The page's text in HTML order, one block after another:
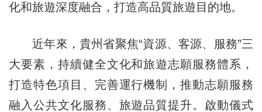
化和旅遊深度融合，打造高品質旅遊目的地。
近年來，貴州省聚焦“資源、客源、服務”三
大要素，持續健全文化和旅遊志願服務體系，
打造特色項目、完善運行機制，推動志願服務
融入公共文化服務、旅遊品質提升。啟動儀式